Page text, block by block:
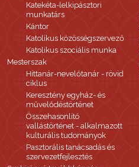
Katekéta-lelkipásztori
munkatárs
Kántor
Katolikus közösségszervező
Katolikus szociális munka
Mesterszak
Hittanár-nevelőtanár - rövid
ciklus
Keresztény egyház- és
művelődéstörténet
Összehasonlító
vallástörténet - alkalmazott
kulturális tudományok
Pasztorális tanácsadás és
szervezetfejlesztés